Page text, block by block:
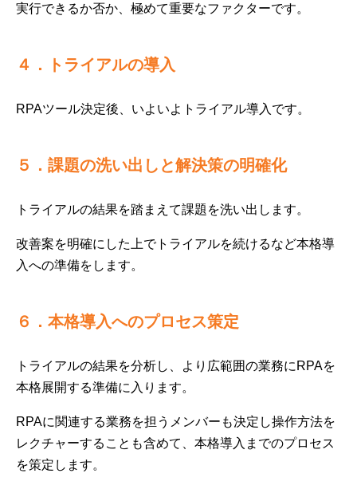
実行できるか否か、極めて重要なファクターです。
４．トライアルの導入
RPAツール決定後、いよいよトライアル導入です。
５．課題の洗い出しと解決策の明確化
トライアルの結果を踏まえて課題を洗い出します。
改善案を明確にした上でトライアルを続けるなど本格導
入への準備をします。
６．本格導入へのプロセス策定
トライアルの結果を分析し、より広範囲の業務にRPAを
本格展開する準備に入ります。
RPAに関連する業務を担うメンバーも決定し操作方法を
レクチャーすることも含めて、本格導入までのプロセス
を策定します。